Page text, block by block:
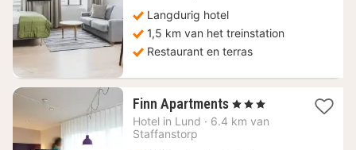
Langdurig hotel
1,5 km van het treinstation
Restaurant en terras
Finn Apartments 1
nacht
, 3 Sterren
Hotel in Lund · 6.4 km van
Staffanstorp